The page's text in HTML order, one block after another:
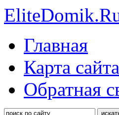
Главная
Карта сайта
Обратная